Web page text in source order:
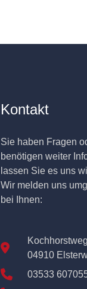
Kontakt
Sie haben Fragen
benötigen weiter
lassen Sie es uns
Wir melden uns
bei Ihnen:
04910
03533